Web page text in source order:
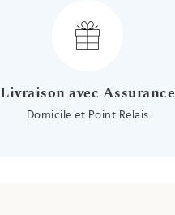
Livraison avec Assurance
Domicile et Point Relais